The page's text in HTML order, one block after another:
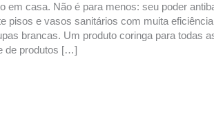
em casa. Não é para menos: seu poder
pisos e vasos sanitários com muita
brancas. Um produto coringa para todas
de produtos […]